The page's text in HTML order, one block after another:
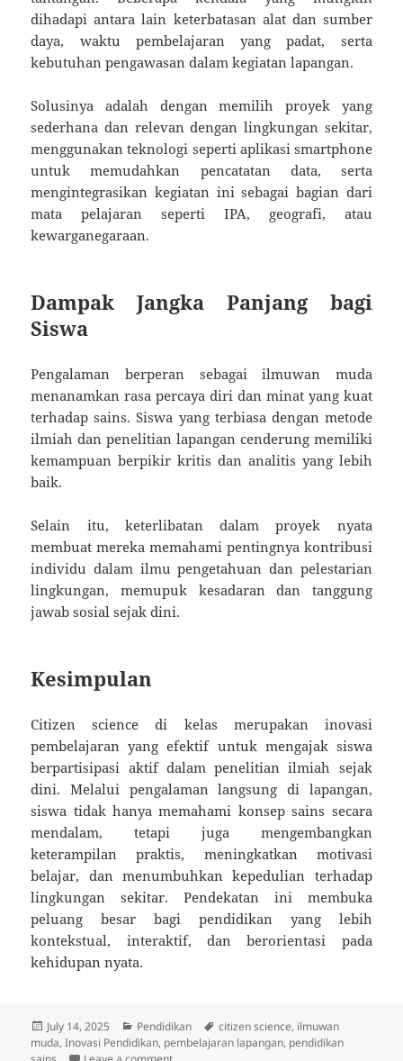
dihadapi antara lain keterbatasan alat dan sumber
daya, waktu pembelajaran yang padat, serta
kebutuhan pengawasan dalam kegiatan lapangan.
Solusinya adalah dengan memilih proyek yang
sederhana dan relevan dengan lingkungan sekitar,
menggunakan teknologi seperti aplikasi smartphone
untuk memudahkan pencatatan data, serta
mengintegrasikan kegiatan ini sebagai bagian dari
mata pelajaran seperti IPA, geografi, atau
kewarganegaraan.
Dampak Jangka Panjang bagi
Siswa
Pengalaman berperan sebagai ilmuwan muda
menanamkan rasa percaya diri dan minat yang kuat
terhadap sains. Siswa yang terbiasa dengan metode
ilmiah dan penelitian lapangan cenderung memiliki
kemampuan berpikir kritis dan analitis yang lebih
baik.
Selain itu, keterlibatan dalam proyek nyata
membuat mereka memahami pentingnya kontribusi
individu dalam ilmu pengetahuan dan pelestarian
lingkungan, memupuk kesadaran dan tanggung
jawab sosial sejak dini.
Kesimpulan
Citizen science di kelas merupakan inovasi
pembelajaran yang efektif untuk mengajak siswa
berpartisipasi aktif dalam penelitian ilmiah sejak
dini. Melalui pengalaman langsung di lapangan,
siswa tidak hanya memahami konsep sains secara
mendalam, tetapi juga mengembangkan
keterampilan praktis, meningkatkan motivasi
belajar, dan menumbuhkan kepedulian terhadap
lingkungan sekitar. Pendekatan ini membuka
peluang besar bagi pendidikan yang lebih
kontekstual, interaktif, dan berorientasi pada
kehidupan nyata.
Posted
on
July 14, 2025 Categories
Pendidikan Tags
citizen science, ilmuwan
muda,Inovasi Pendidikan, pembelajaran lapangan, pendidikan